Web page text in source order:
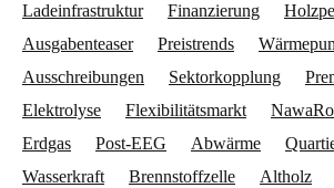
Ladeinfrastruktur
Finanzierung
Ausgabenteaser
Preistrends
Ausschreibungen
Sektorkopplung
Elektrolyse
Flexibilitätsmarkt NawaRo
Erdgas
Post-EEG Abwärme
Wasserkraft
Brennstoffzelle Altholz